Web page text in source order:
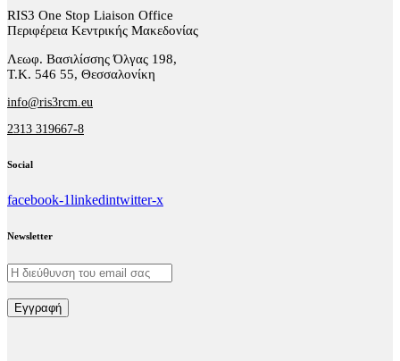
RIS3 One Stop Liaison Office
Περιφέρεια Κεντρικής Μακεδονίας
Λεωφ. Βασιλίσσης Όλγας 198,
Τ.Κ. 546 55, Θεσσαλονίκη
info@ris3rcm.eu
2313 319667-8
Social
facebook-1linkedintwitter-x
Newsletter
Εγγραφή